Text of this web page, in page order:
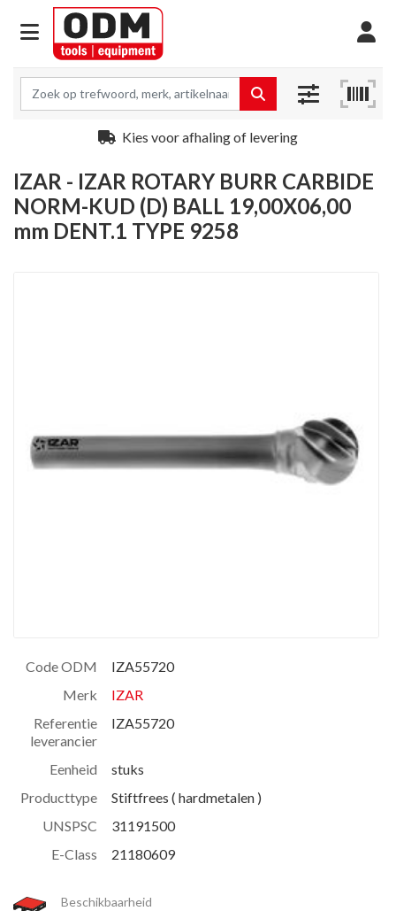
Kies voor afhaling of levering
IZAR - IZAR ROTARY BURR CARBIDE
NORM-KUD (D) BALL 19,00X06,00
mm DENT.1 TYPE 9258
Code ODM
IZA55720
Merk
IZAR
Referentie
leverancier
IZA55720
Eenheid
stuks
Producttype
Stiftfrees ( hardmetalen )
UNSPSC
31191500
E-Class
21180609
Beschikbaarheid